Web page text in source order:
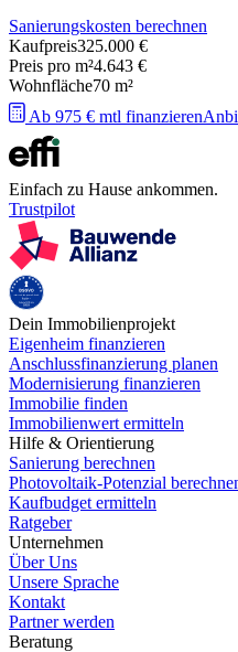
Sanierungskosten berechnen
Kaufpreis325.000 €
Preis pro m²4.643 €
Wohnfläche70 m²
Ab 975 € mtl finanzieren
Einfach zu Hause ankommen.
Trustpilot
Dein Immobilienprojekt
Eigenheim finanzieren
Anschlussfinanzierung planen
Modernisierung finanzieren
Immobilie finden
Immobilienwert ermitteln
Hilfe & Orientierung
Sanierung berechnen
Photovoltaik-Potenzial
Kaufbudget ermitteln
Ratgeber
Unternehmen
Über Uns
Unsere Sprache
Kontakt
Partner werden
Beratung